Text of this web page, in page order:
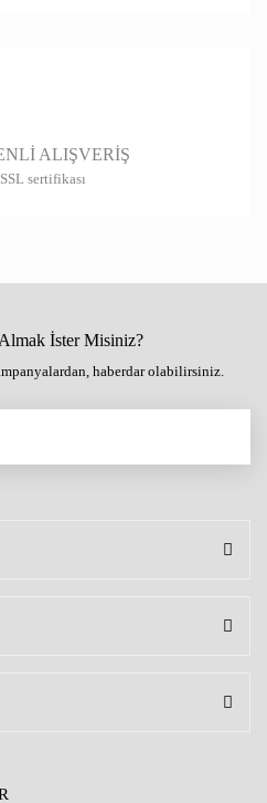
ALIŞVERİŞ
sertifikası
İster Misiniz?
haberdar olabilirsiniz.